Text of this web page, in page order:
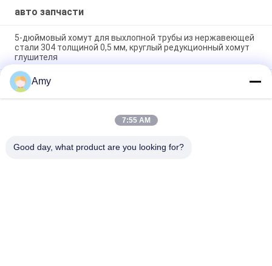
авто запчасти
5-дюймовый хомут для выхлопной трубы из нержавеющей
стали 304 толщиной 0,5 мм, круглый редукционный хомут
глушителя
Гальванизированная сталь Легкая электрическая
заглушитель U Тип M8 M10 Торт зажимы Авто запасные
части
оцинкованная сталь Авто запасные части 2,5" U-Болт тип
Amy
7:55 AM
Good day, what product are you looking for?